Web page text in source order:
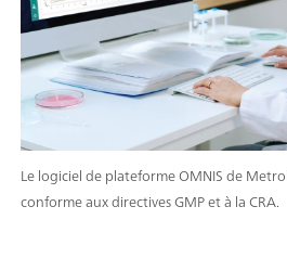
Le logiciel de plateforme OMNIS de
conforme aux directives GMP et à la CRA.